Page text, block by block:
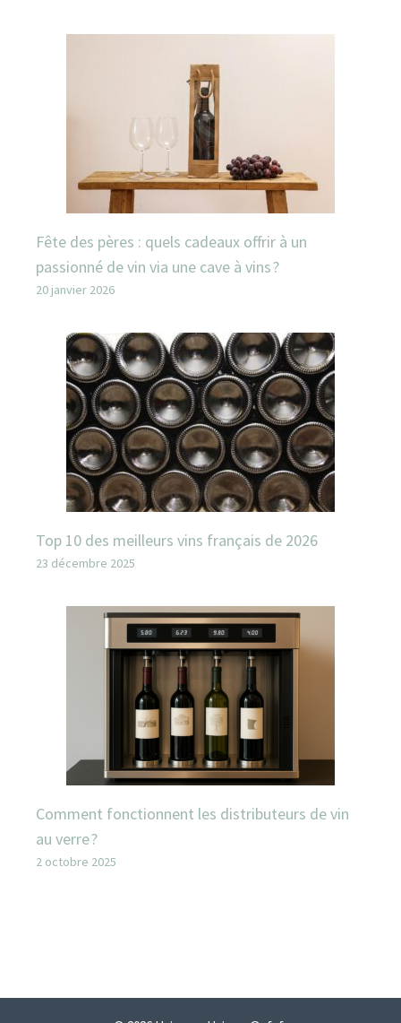
Fête des pères : quels cadeaux offrir à un
passionné de vin via une cave à vins ?
20 janvier 2026
Top 10 des meilleurs vins français de 2026
23 décembre 2025
Comment fonctionnent les distributeurs de vin
au verre ?
2 octobre 2025